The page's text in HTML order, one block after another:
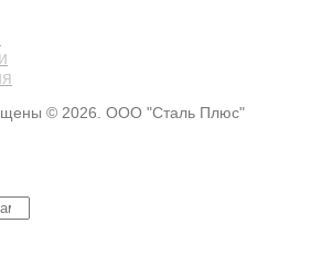
© 2026. ООО "Сталь Плюс"